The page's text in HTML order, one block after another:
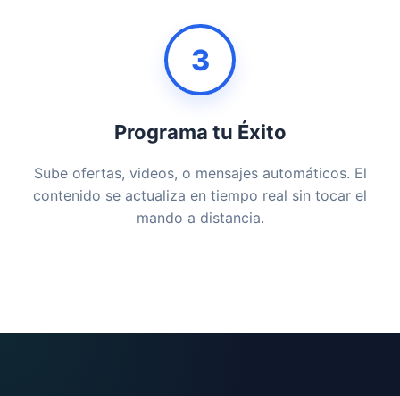
3
Programa tu Éxito
Sube ofertas, videos, o mensajes automáticos. El
contenido se actualiza en tiempo real sin tocar el
mando a distancia.